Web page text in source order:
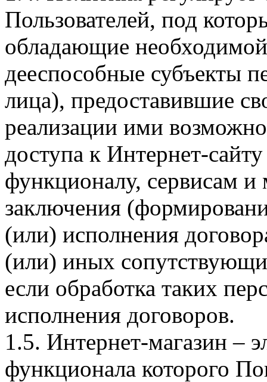
Пользователей, под
обладающие
дееспособные субъекты
лица), предоставившие
реализации ими
доступа к Интернет-
функционалу, сервисам и
заключения
(или) исполнения
(или) иных
если обработка таких
исполнения договоров.
1.5. Интернет-магазин –
функционала которого